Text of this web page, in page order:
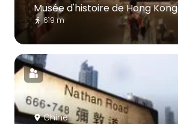
Musée d'histoire de Hong Kong
619 m
Chine